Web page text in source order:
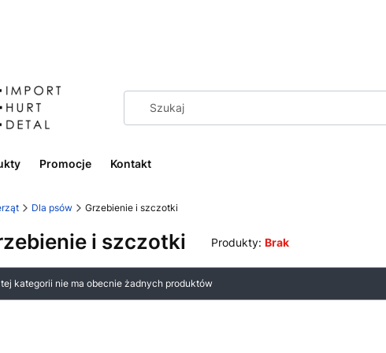
Promocje Kontakt
Dla psów Grzebienie i szczotki
i szczotki Produkty: Brak
produktów
tej kategorii nie ma obecnie żadnych produktów